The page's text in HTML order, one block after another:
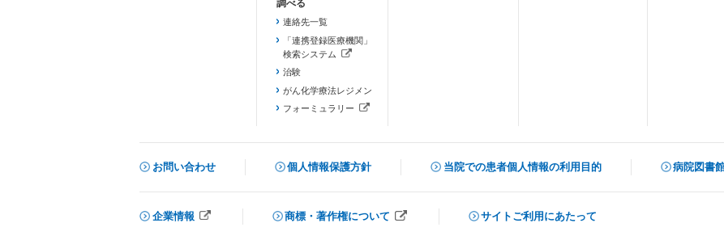
連絡先一覧
「連携登録医療機関」
検索システム
（新しいタブで開きます）
治験
がん化学療法レジメン
フォーミュラリー
お問い合わせ 個人情報保護方針 当院での患者個人情報の利用目的
病院図書
企業情報
商標・著作権について
サイトご利用にあたって